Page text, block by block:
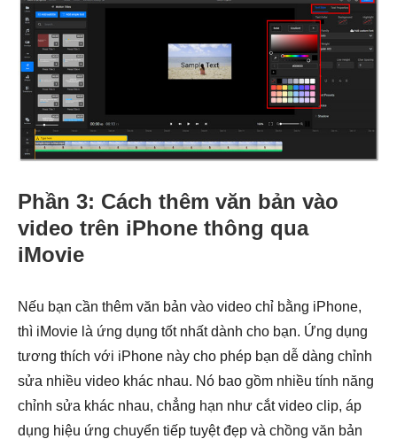
Phần 3: Cách thêm văn bản vào
video trên iPhone thông qua
iMovie
Nếu bạn cần thêm văn bản vào video chỉ bằng iPhone,
thì iMovie là ứng dụng tốt nhất dành cho bạn. Ứng dụng
tương thích với iPhone này cho phép bạn dễ dàng chỉnh
sửa nhiều video khác nhau. Nó bao gồm nhiều tính năng
chỉnh sửa khác nhau, chẳng hạn như cắt video clip, áp
dụng hiệu ứng chuyển tiếp tuyệt đẹp và chồng văn bản